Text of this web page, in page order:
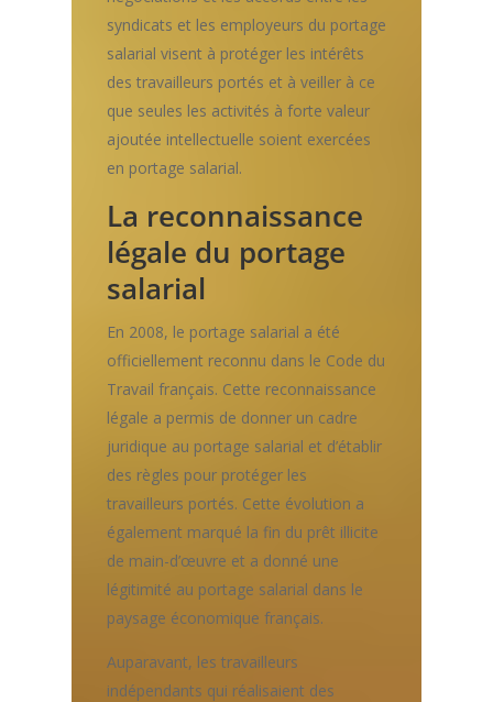
syndicats et les employeurs du portage
salarial visent à protéger les intérêts
des travailleurs portés et à veiller à ce
que seules les activités à forte valeur
ajoutée intellectuelle soient exercées
en portage salarial.
La reconnaissance
légale du portage
salarial
En 2008, le portage salarial a été
officiellement reconnu dans le Code du
Travail français. Cette reconnaissance
légale a permis de donner un cadre
juridique au portage salarial et d’établir
des règles pour protéger les
travailleurs portés. Cette évolution a
également marqué la fin du prêt illicite
de main-d’œuvre et a donné une
légitimité au portage salarial dans le
paysage économique français.
Auparavant, les travailleurs
indépendants qui réalisaient des